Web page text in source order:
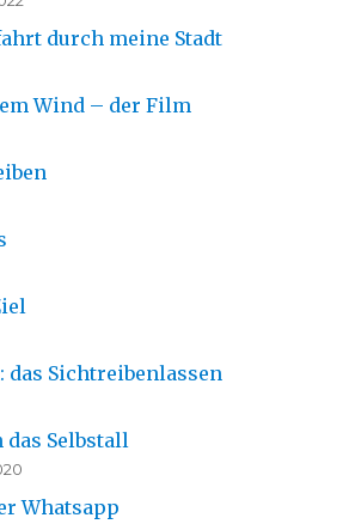
durch meine Stadt
Wind – der Film
das Sichtreibenlassen
das Selbstall
Whatsapp